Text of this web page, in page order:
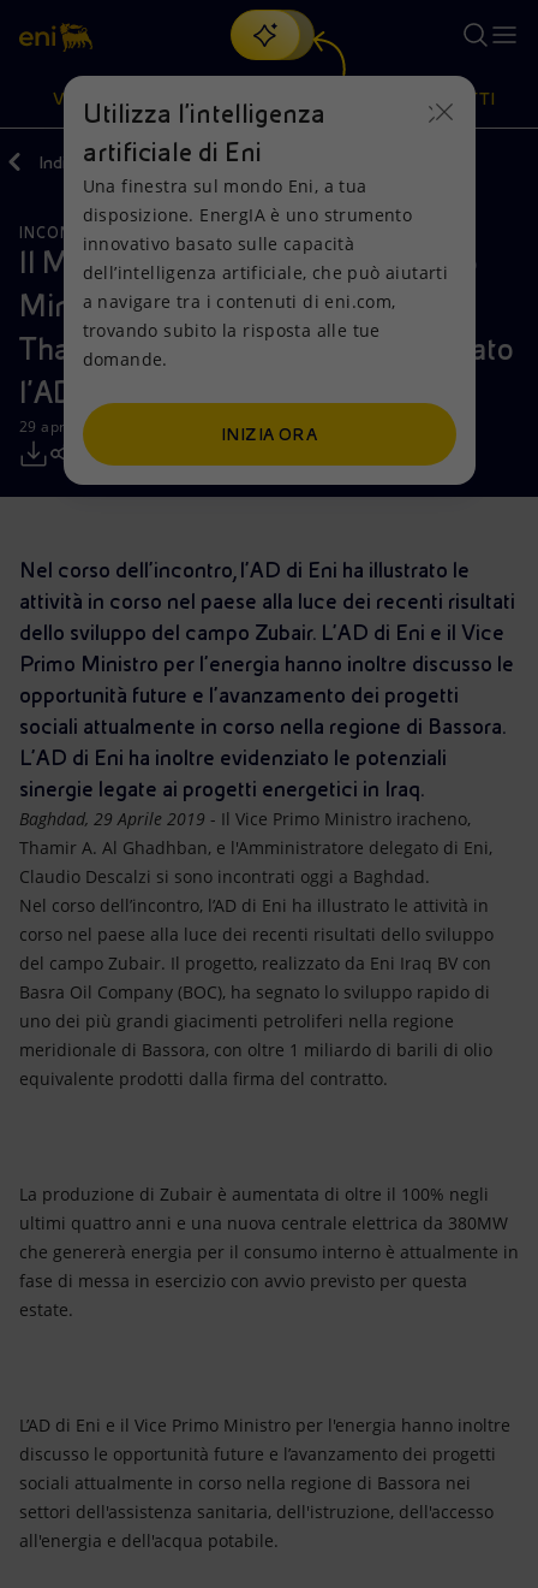
Cerca
scopri EnergIA, la nostra nuova soluzione di intelligenza
artificiale.
VISIONE
Visione
Mission e valori
Persone e Partnership
Net Zero
Modello satellitare
Innovazione
Scenari energetici
Azioni
Diversificazione energetica
Tecnologie per la transizione
Collaborazioni per l'innovazione
Attività nel mondo
PRODOTTI
Prodotti
Casa
Imprese
Mobilità
Indietro Media Comunicati Stampa
INCONTRI E ACCORDI
Il Ministro del petrolio e Vice Primo
Ministro per l’energia iracheno,
Thamir A. Al-Ghadhban, ha incontrato
l'AD di Eni, Claudio Descalzi
29 aprile 2019 - 10:25 CEST
Nel corso dell’incontro, l’AD di Eni ha illustrato le
attività in corso nel paese alla luce dei recenti risultati
dello sviluppo del campo Zubair. L’AD di Eni e il Vice
Primo Ministro per l'energia hanno inoltre discusso le
opportunità future e l’avanzamento dei progetti
sociali attualmente in corso nella regione di Bassora.
L’AD di Eni ha inoltre evidenziato le potenziali
sinergie legate ai progetti energetici in Iraq.
Baghdad, 29 Aprile 2019 - Il Vice Primo Ministro iracheno,
Thamir A. Al Ghadhban, e l'Amministratore delegato di Eni,
Claudio Descalzi si sono incontrati oggi a Baghdad.
Nel corso dell’incontro, l’AD di Eni ha illustrato le attività in
corso nel paese alla luce dei recenti risultati dello sviluppo
del campo Zubair. Il progetto, realizzato da Eni Iraq BV con
Basra Oil Company (BOC), ha segnato lo sviluppo rapido di
uno dei più grandi giacimenti petroliferi nella regione
meridionale di Bassora, con oltre 1 miliardo di barili di olio
equivalente prodotti dalla firma del contratto.
La produzione di Zubair è aumentata di oltre il 100% negli
ultimi quattro anni e una nuova centrale elettrica da 380MW
che genererà energia per il consumo interno è attualmente in
fase di messa in esercizio con avvio previsto per questa
estate.
L’AD di Eni e il Vice Primo Ministro per l'energia hanno inoltre
discusso le opportunità future e l’avanzamento dei progetti
sociali attualmente in corso nella regione di Bassora nei
settori dell'assistenza sanitaria, dell'istruzione, dell'accesso
all'energia e dell'acqua potabile.
Utilizza l'intelligenza
artificiale di Eni
Una finestra sul mondo Eni, a tua
disposizione. EnergIA è uno strumento
innovativo basato sulle capacità
dell’intelligenza artificiale, che può aiutarti
a navigare tra i contenuti di eni.com,
trovando subito la risposta alle tue
domande.
INIZIA ORA